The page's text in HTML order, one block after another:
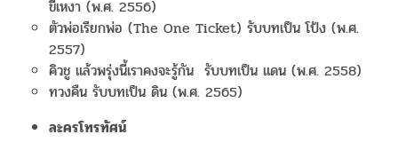
ขี้เหงา (พ.ศ. 2556)
ตัวพ่อเรียกพ่อ (The One Ticket) รับบทเป็น โป้ง (พ.ศ.
2557)
คิวชู แล้วพรุ่งนี้เราคงจะรู้กัน รับบทเป็น แดน (พ.ศ. 2558)
ทวงคืน รับบทเป็น ดิน (พ.ศ. 2565)
ละครโทรทัศน์